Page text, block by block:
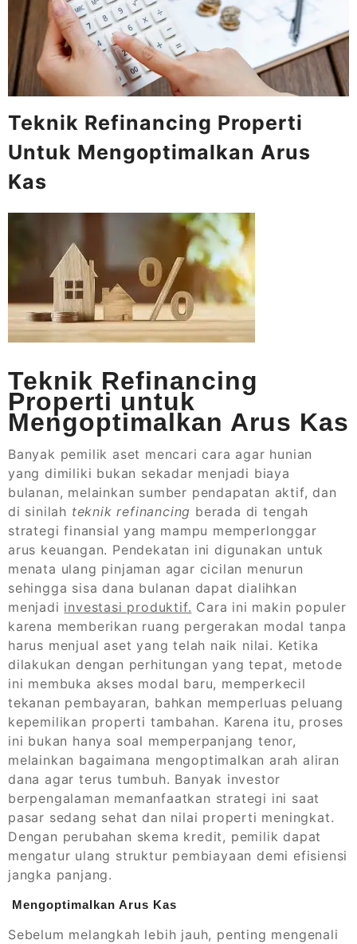
Teknik Refinancing Properti
Untuk Mengoptimalkan Arus
Kas
Teknik Refinancing
Properti untuk
Mengoptimalkan Arus Kas
Banyak pemilik aset mencari cara agar hunian
yang dimiliki bukan sekadar menjadi biaya
bulanan, melainkan sumber pendapatan aktif, dan
di sinilah teknik refinancing berada di tengah
strategi finansial yang mampu memperlonggar
arus keuangan. Pendekatan ini digunakan untuk
menata ulang pinjaman agar cicilan menurun
sehingga sisa dana bulanan dapat dialihkan
menjadi investasi produktif. Cara ini makin populer
karena memberikan ruang pergerakan modal tanpa
harus menjual aset yang telah naik nilai. Ketika
dilakukan dengan perhitungan yang tepat, metode
ini membuka akses modal baru, memperkecil
tekanan pembayaran, bahkan memperluas peluang
kepemilikan properti tambahan. Karena itu, proses
ini bukan hanya soal memperpanjang tenor,
melainkan bagaimana mengoptimalkan arah aliran
dana agar terus tumbuh. Banyak investor
berpengalaman memanfaatkan strategi ini saat
pasar sedang sehat dan nilai properti meningkat.
Dengan perubahan skema kredit, pemilik dapat
mengatur ulang struktur pembiayaan demi efisiensi
jangka panjang.
Mengoptimalkan Arus Kas
Sebelum melangkah lebih jauh, penting mengenali